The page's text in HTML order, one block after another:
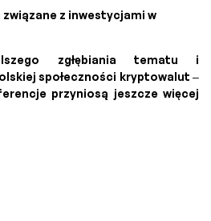
związane z inwestycjami w
zgłębiania tematu i
społeczności kryptowalut –
przyniosą jeszcze więcej